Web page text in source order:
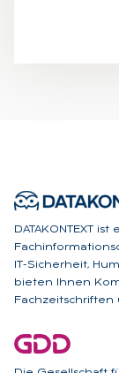
DATAKONTEXT
IT-Sicherheit,
bieten Ihnen